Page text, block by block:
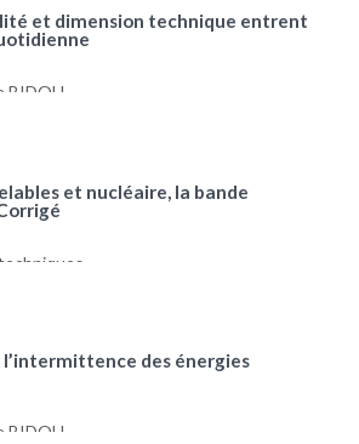
et dimension technique entrent
BIDOU
et nucléaire, la bande
l’intermittence des énergies
BIDOU